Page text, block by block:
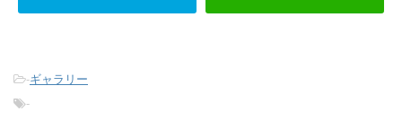
-ギャラリー
-